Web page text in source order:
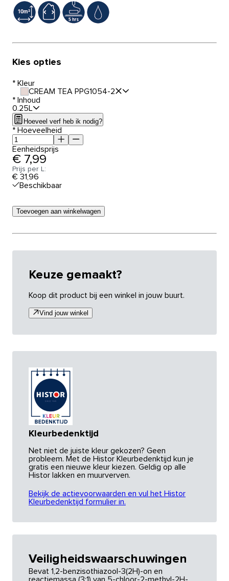
Kies opties
* Kleur
CREAM TEA PPG1054-2
* Inhoud
0.25L
Hoeveel verf heb ik nodig?
* Hoeveelheid
Eenheidsprijs
€ 7,99
Prijs per L:
€ 31,96
Beschikbaar
Toevoegen aan winkelwagen
Keuze gemaakt?
Koop dit product bij een winkel in jouw buurt.
Vind jouw winkel
Kleurbedenktijd
Net niet de juiste kleur gekozen? Geen
probleem. Met de Histor Kleurbedenktijd kun je
gratis een nieuwe kleur kiezen. Geldig op alle
Histor lakken en muurverven.
Bekijk de actievoorwaarden en vul het Histor
Kleurbedenktijd formulier in.
Veiligheidswaarschuwingen
Bevat 1,2-benzisothiazool-3(2H)-on en
reactiemassa (3:1) van 5-chloor-2-methyl-2H-